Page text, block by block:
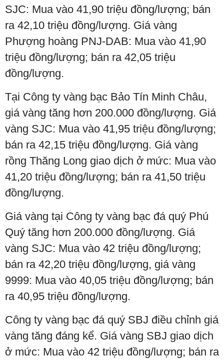
SJC: Mua vào 41,90 triệu đồng/lượng; bán
ra 42,10 triệu đồng/lượng. Giá vàng
Phượng hoàng PNJ-DAB: Mua vào 41,90
triệu đồng/lượng; bán ra 42,05 triệu
đồng/lượng.
Tại Công ty vàng bạc Bảo Tín Minh Châu,
giá vàng tăng hơn 200.000 đồng/lượng. Giá
vàng SJC: Mua vào 41,95 triệu đồng/lượng;
bán ra 42,15 triệu đồng/lượng. Giá vàng
rồng Thăng Long giao dịch ở mức: Mua vào
41,20 triệu đồng/lượng; bán ra 41,50 triệu
đồng/lượng.
Giá vàng tại Công ty vàng bạc đá quý Phú
Quý tăng hơn 200.000 đồng/lượng. Giá
vàng SJC: Mua vào 42 triệu đồng/lượng;
bán ra 42,20 triệu đồng/lượng, giá vàng
9999: Mua vào 40,05 triệu đồng/lượng; bán
ra 40,95 triệu đồng/lượng.
Công ty vàng bạc đá quý SBJ điều chỉnh giá
vàng tăng đáng kể. Giá vàng SBJ giao dịch
ở mức: Mua vào 42 triệu đồng/lượng; bán ra